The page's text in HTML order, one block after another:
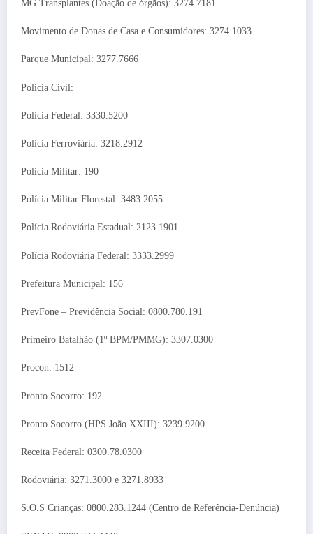
MG Transplantes (Doação de órgãos): 3274.7181
Movimento de Donas de Casa e Consumidores: 3274.1033
Parque Municipal: 3277.7666
Polícia Civil:
Polícia Federal: 3330.5200
Polícia Ferroviária: 3218.2912
Polícia Militar: 190
Polícia Militar Florestal: 3483.2055
Polícia Rodoviária Estadual: 2123.1901
Polícia Rodoviária Federal: 3333.2999
Prefeitura Municipal: 156
PrevFone – Previdência Social: 0800.780.191
Primeiro Batalhão (1º BPM/PMMG): 3307.0300
Procon: 1512
Pronto Socorro: 192
Pronto Socorro (HPS João XXIII): 3239.9200
Receita Federal: 0300.78.0300
Rodoviária: 3271.3000 e 3271.8933
S.O.S Crianças: 0800.283.1244 (Centro de Referência-Denúncia)